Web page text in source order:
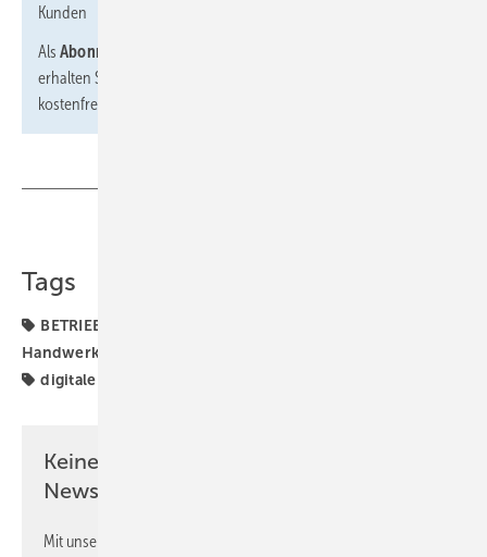
Kunden
Als Abonnent des PREMIUM- oder DIGITAL PLUS-Abos
erhalten Sie die Fokus-Themenhefte der abonnierten Zeitschrift
kostenfrei als
Tags
BETRIEBSMANAGEMENT
Handwerkersoftware
digitale Tools
Keine Zeit? Kein Problem mit dem SBZ
Newsletter!
Mit unserem Newsletter erhalten Sie regelmäßig von uns